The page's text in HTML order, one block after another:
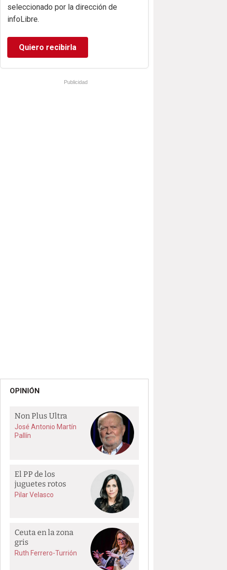
seleccionado por la dirección de
infoLibre.
Quiero recibirla
Publicidad
OPINIÓN
Non Plus Ultra
José Antonio Martín
Pallín
El PP de los
juguetes rotos
Pilar Velasco
Ceuta en la zona
gris
Ruth Ferrero-Turrión